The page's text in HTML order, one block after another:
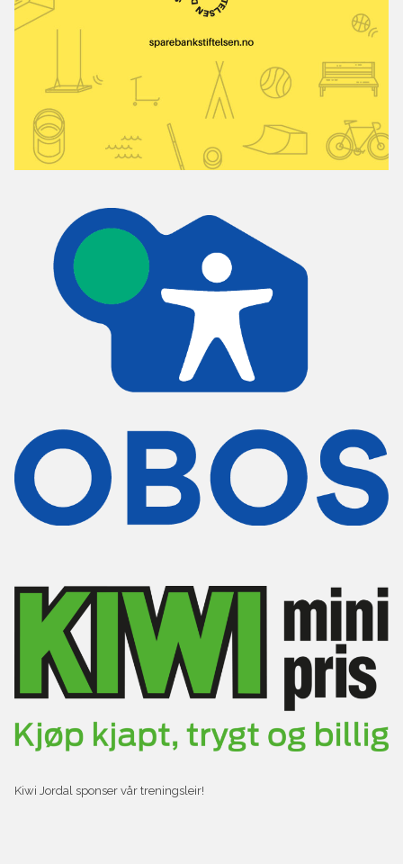
Kiwi Jordal sponser vår treningsleir!